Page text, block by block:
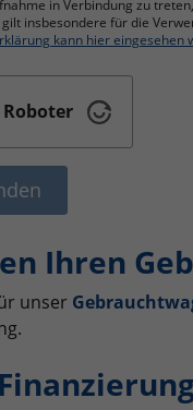
in Verbindung zu
insbesondere für die
kann hier eingesehen
Ihren
unser